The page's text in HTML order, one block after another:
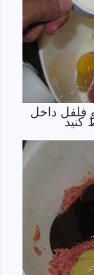
فلفل داخل